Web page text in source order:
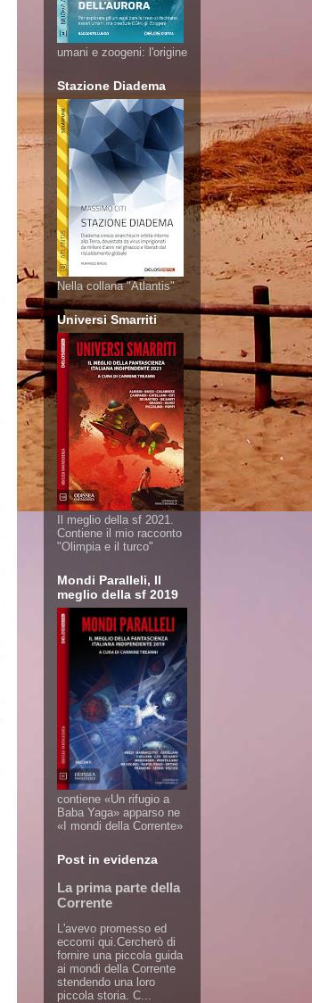
umani e zoogeni: l'origine
Stazione Diadema
Nella collana "Atlantis"
Universi Smarriti
Il meglio della sf 2021.
Contiene il mio racconto
"Olimpia e il turco"
Mondi Paralleli, Il
meglio della sf 2019
contiene «Un rifugio a
Baba Yaga» apparso ne
«I mondi della Corrente»
Post in evidenza
La prima parte della
Corrente
L'avevo promesso ed
eccomi qui.Cercherò di
fornire una piccola guida
ai mondi della Corrente
stendendo una loro
piccola storia. C...